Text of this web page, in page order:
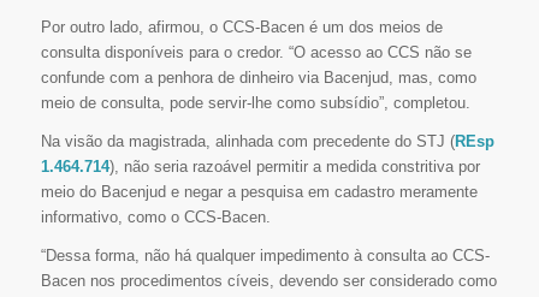
Por outro lado, afirmou, o CCS-Bacen é um dos meios de
consulta disponíveis para o credor. “O acesso ao CCS não se
confunde com a penhora de dinheiro via Bacenjud, mas, como
meio de consulta, pode servir-lhe como subsídio”, completou.
Na visão da magistrada, alinhada com precedente do STJ (REsp
1.464.714), não seria razoável permitir a medida constritiva por
meio do Bacenjud e negar a pesquisa em cadastro meramente
informativo, como o CCS-Bacen.
“Dessa forma, não há qualquer impedimento à consulta ao CCS-
Bacen nos procedimentos cíveis, devendo ser considerado como